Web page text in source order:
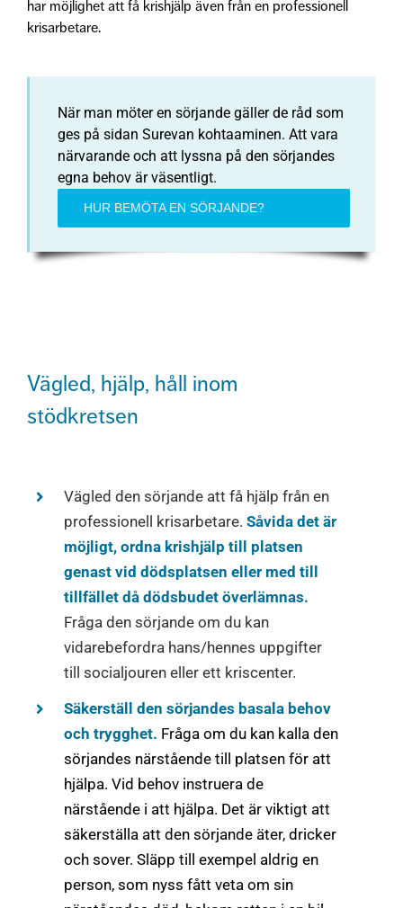
har möjlighet att få krishjälp även från en professionell
krisarbetare.
När man möter en sörjande gäller de råd som
ges på sidan Surevan kohtaaminen. Att vara
närvarande och att lyssna på den sörjandes
egna behov är väsentligt.
HUR BEMÖTA EN SÖRJANDE?
Vägled, hjälp, håll inom
stödkretsen
Vägled den sörjande att få hjälp från en
professionell krisarbetare. Såvida det är
möjligt, ordna krishjälp till platsen
genast vid dödsplatsen eller med till
tillfället då dödsbudet överlämnas.
Fråga den sörjande om du kan
vidarebefordra hans/hennes uppgifter
till socialjouren eller ett kriscenter.
Säkerställ den sörjandes basala behov
och trygghet. Fråga om du kan kalla den
sörjandes närstående till platsen för att
hjälpa. Vid behov instruera de
närstående i att hjälpa. Det är viktigt att
säkerställa att den sörjande äter, dricker
och sover. Släpp till exempel aldrig en
person, som nyss fått veta om sin